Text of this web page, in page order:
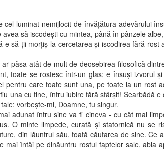
nemijlocit de învăţătura adevărului
să iscodeşti cu mintea, până în pânzele
e să ţii morţiş la cercetarea şi iscodirea fără
atât de mult de deosebirea filosofică dintre
toate se rostesc într-un glas; e însuşi izvorul
pentru care toate sunt una, pe toate la un rost
una cu tine, întru iubire fără sfârşit! Searbădă
vorbeşte-mi, Doamne, tu singur.
întru sine va fi cineva - cu cât mai
O minte limpede, curată şi statornică nu se
din lăuntrul său, toată căutarea de sine.
mai întâi pe dinăuntru rostul faptelor sale,